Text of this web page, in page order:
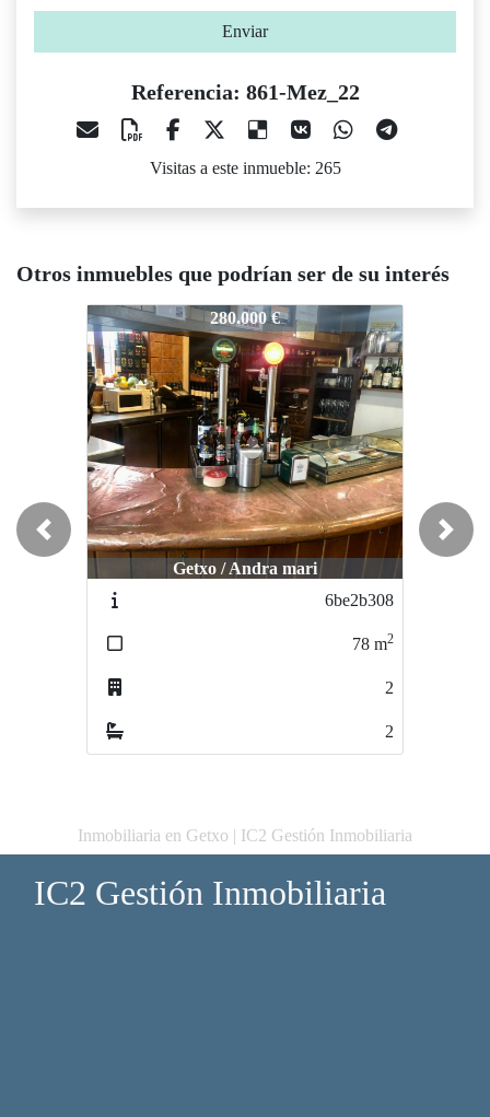
Enviar
Referencia: 861-Mez_22
Visitas a este inmueble: 265
Otros inmuebles que podrían ser de su interés
861-Mez_22 280.000 €
Getxo / Andra mari
861-Mez_22 124.000 €
Bilbao / Miribilla
518-LOCALMIRIBILLA2
145
Previous Next
Inmobiliaria en Getxo | IC2 Gestión Inmobiliaria
IC2 Gestión Inmobiliaria